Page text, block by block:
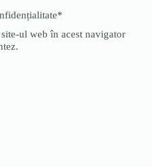
*
ul web în acest navigator